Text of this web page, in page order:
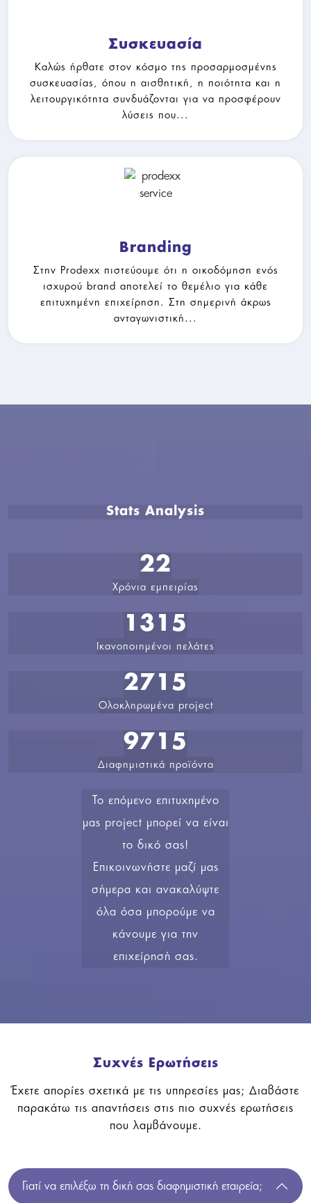
Συσκευασία
Καλώς ήρθατε στον κόσμο της προσαρμοσμένης
συσκευασίας, όπου η αισθητική, η ποιότητα και η
λειτουργικότητα συνδυάζονται για να προσφέρουν
λύσεις που...
Branding
Στην Prodexx πιστεύουμε ότι η οικοδόμηση ενός
ισχυρού brand αποτελεί το θεμέλιο για κάθε
επιτυχημένη επιχείρηση. Στη σημερινή άκρως
ανταγωνιστική...
Stats Analysis
22
Χρόνια εμπειρίας
1371
Ικανοποιημένοι πελάτες
2771
Ολοκληρωμένα project
9771
Διαφημιστικά προϊόντα
Το επόμενο επιτυχημένο
μας project μπορεί να είναι
το δικό σας!
Επικοινωνήστε μαζί μας
σήμερα και ανακαλύψτε
όλα όσα μπορούμε να
κάνουμε για την
επιχείρησή σας.
Συχνές Ερωτήσεις
Έχετε απορίες σχετικά με τις υπηρεσίες μας; Διαβάστε
παρακάτω τις απαντήσεις στις πιο συχνές ερωτήσεις
που λαμβάνουμε.
Γιατί να επιλέξω τη δική σας διαφημιστική εταιρεία;